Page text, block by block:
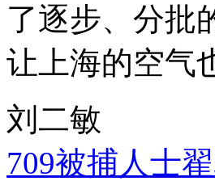
了逐步、分批
让上海的空气
刘二敏
709被捕人士